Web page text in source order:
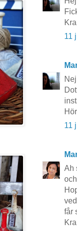
11
11
Ah
får